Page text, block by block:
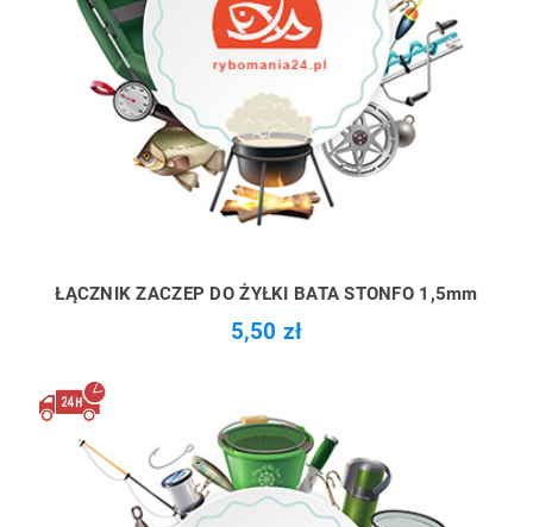
ŁĄCZNIK ZACZEP DO ŻYŁKI BATA STONFO 1,5mm
5,50 zł